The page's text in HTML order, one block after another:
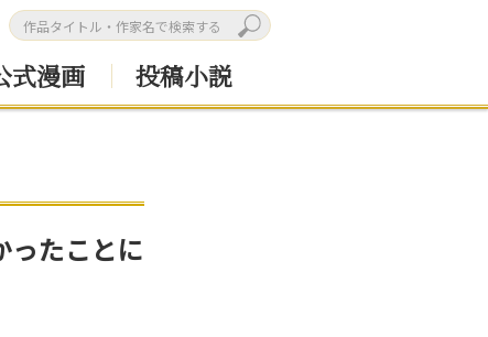
式漫画 投稿小説
ったことに